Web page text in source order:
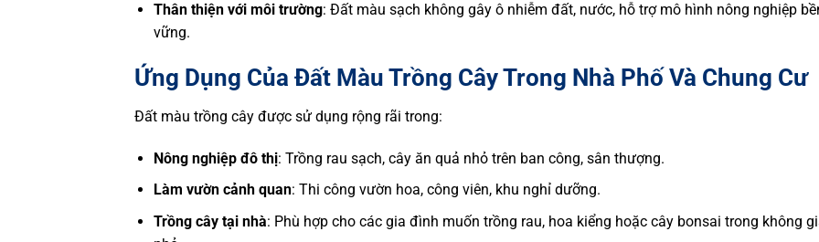
Thân thiện với môi trường: Đất màu sạch không gây ô nhiễm đất, nước, hỗ trợ mô hình nông nghiệp
vững.
Ứng Dụng Của Đất Màu Trồng Cây Trong Nhà Phố Và Chung Cư
Đất màu trồng cây được sử dụng rộng rãi trong:
Nông nghiệp đô thị: Trồng rau sạch, cây ăn quả nhỏ trên ban công, sân thượng.
Làm vườn cảnh quan: Thi công vườn hoa, công viên, khu nghỉ dưỡng.
Trồng cây tại nhà: Phù hợp cho các gia đình muốn trồng rau, hoa kiểng hoặc cây bonsai trong không